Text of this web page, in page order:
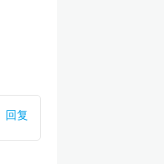
回复